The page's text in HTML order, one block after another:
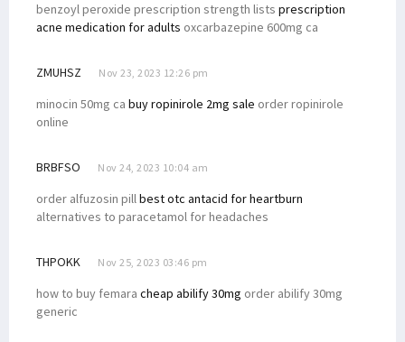
benzoyl peroxide prescription strength lists prescription
acne medication for adults oxcarbazepine 600mg ca
ZMUHSZ Nov 23, 2023 12:26 pm
minocin 50mg ca buy ropinirole 2mg sale order ropinirole
online
BRBFSO Nov 24, 2023 10:04 am
order alfuzosin pillbest otc antacid for heartburn
alternatives to paracetamol for headaches
THPOKK Nov 25, 2023 03:46 pm
how to buy femara cheap abilify 30mg order abilify 30mg
generic